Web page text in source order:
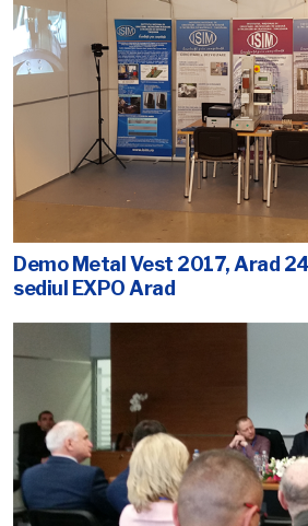
Demo Metal Vest 2017, Arad
sediul EXPO Arad